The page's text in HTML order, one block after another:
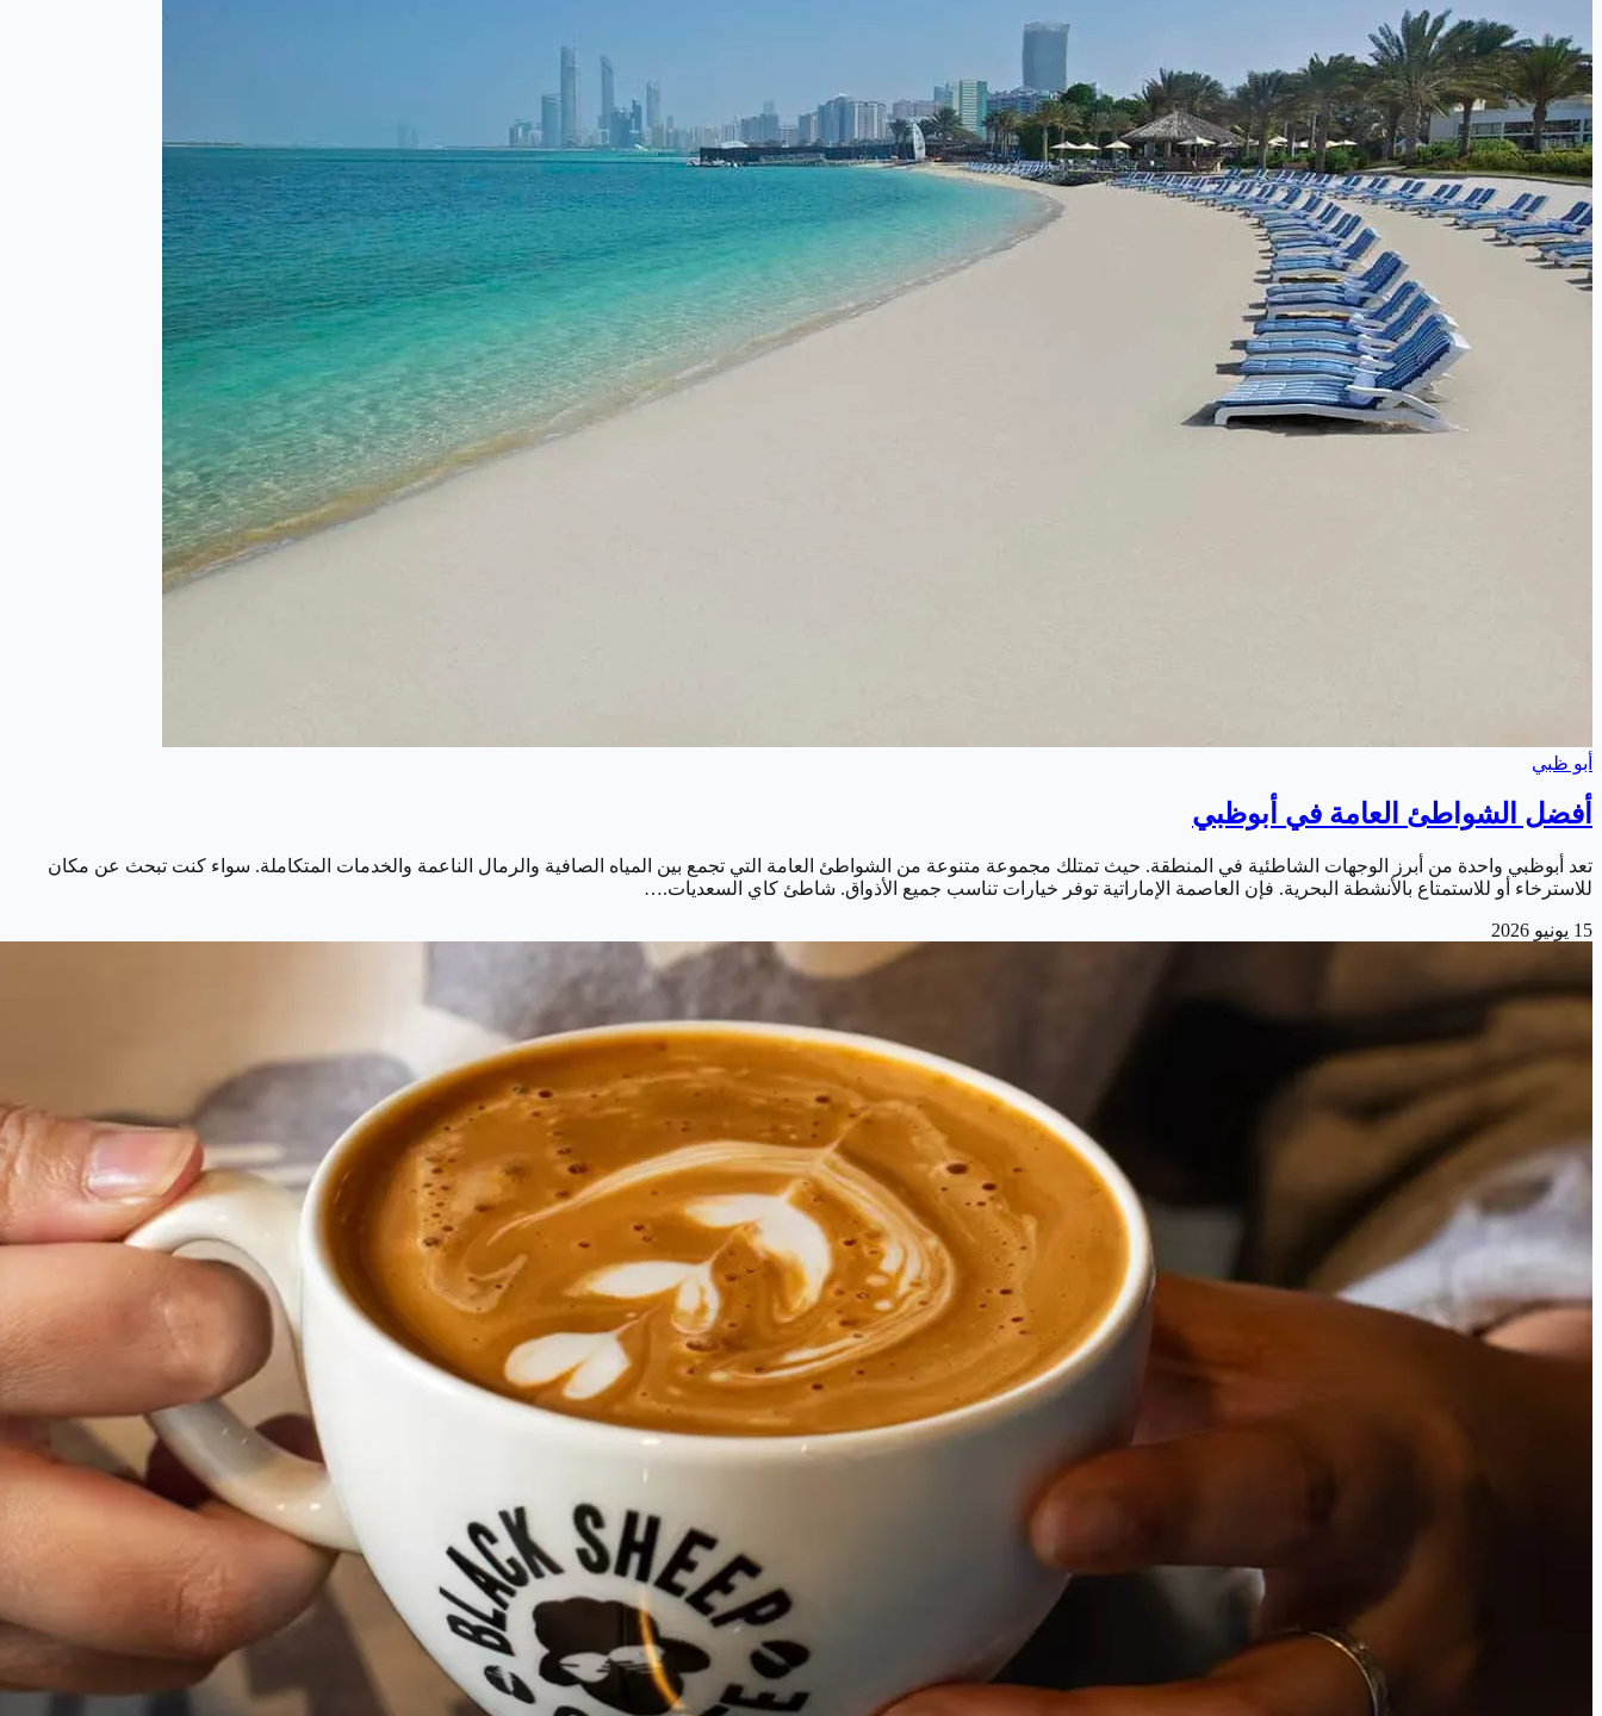
أبو ظبي
أفضل الشواطئ العامة في أبوظبي
تعد أبوظبي واحدة من أبرز الوجهات الشاطئية في المنطقة. حيث تمتلك مجموعة متنوعة من الشواطئ العامة التي تجمع بين المياه الصافية والرمال الناعمة والخدمات المتكاملة. سواء كنت تبحث عن مكان
للاسترخاء أو للاستمتاع بالأنشطة البحرية. فإن العاصمة الإماراتية توفر خيارات تناسب جميع الأذواق. شاطئ كاي السعديات.…
15 يونيو 2026